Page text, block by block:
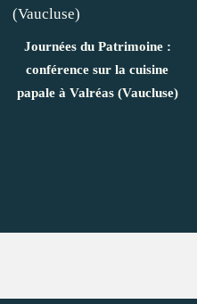
Journées du Patrimoine :
conférence sur la cuisine
papale à Valréas (Vaucluse)